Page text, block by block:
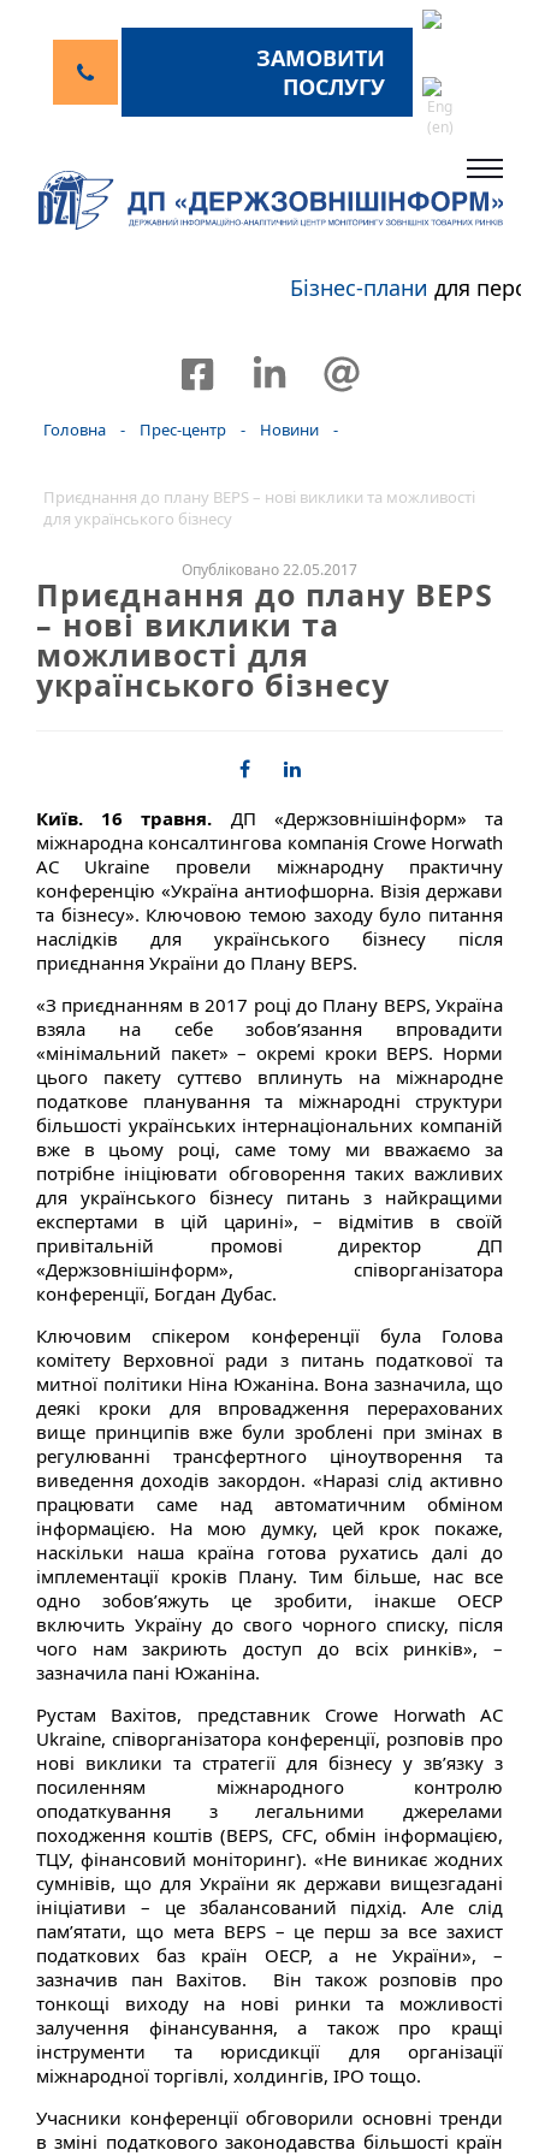
ЗАМОВИТИ
ПОСЛУГУ
Бізнес-планидля
Головна - Прес-центр - Новини -
Приєднання до плану BEPS – нові виклики та можливості
для українського бізнесу
Опубліковано 22.05.2017
Приєднання до плану BEPS
– нові виклики та
можливості для
українського бізнесу
Київ. 16 травня. ДП «Держзовнішінформ» та
міжнародна консалтингова компанія Crowe Horwath
AC Ukraine провели міжнародну практичну
конференцію «Україна антиофшорна. Візія держави
та бізнесу». Ключовою темою заходу було питання
наслідків для українського бізнесу після
приєднання України до Плану BEPS.
«З приєднанням в 2017 році до Плану BEPS, Україна
взяла на себе зобов’язання впровадити
«мінімальний пакет» – окремі кроки BEPS. Норми
цього пакету суттєво вплинуть на міжнародне
податкове планування та міжнародні структури
більшості українських інтернаціональних компаній
вже в цьому році, саме тому ми вважаємо за
потрібне ініціювати обговорення таких важливих
для українського бізнесу питань з найкращими
експертами в цій царині», – відмітив в своїй
привітальній промові директор ДП
«Держзовнішінформ», співорганізатора
конференції, Богдан Дубас.
Ключовим спікером конференції була Голова
комітету Верховної ради з питань податкової та
митної політики Ніна Южаніна. Вона зазначила, що
деякі кроки для впровадження перерахованих
вище принципів вже були зроблені при змінах в
регулюванні трансфертного ціноутворення та
виведення доходів закордон. «Наразі слід активно
працювати саме над автоматичним обміном
інформацією. На мою думку, цей крок покаже,
наскільки наша країна готова рухатись далі до
імплементації кроків Плану. Тим більше, нас все
одно зобов’яжуть це зробити, інакше ОЕСР
включить Україну до свого чорного списку, після
чого нам закриють доступ до всіх ринків», –
зазначила пані Южаніна.
Рустам Вахітов, представник Crowe Horwath AC
Ukraine, співорганізатора конференції, розповів про
нові виклики та стратегії для бізнесу у зв’язку з
посиленням міжнародного контролю
оподаткування з легальними джерелами
походження коштів (BEPS, CFC, обмін інформацією,
ТЦУ, фінансовий моніторинг). «Не виникає жодних
сумнівів, що для України як держави вищезгадані
ініціативи – це збалансований підхід. Але слід
пам’ятати, що мета ВЕРS – це перш за все захист
податкових баз країн ОЕСР, а не України», –
зазначив пан Вахітов. Він також розповів про
тонкощі виходу на нові ринки та можливості
залучення фінансування, а також про кращі
інструменти та юрисдикції для організації
міжнародної торгівлі, холдингів, IPO тощо.
Учасники конференції обговорили основні тренди
в зміні податкового законодавства більшості країн